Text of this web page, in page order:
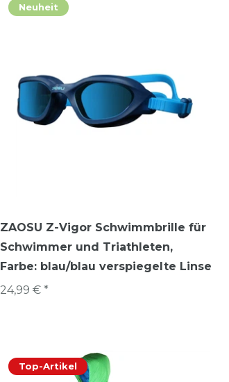
Neuheit
ZAOSU Z-Vigor Schwimmbrille für
Schwimmer und Triathleten,
Farbe: blau/blau verspiegelte Linse
24,99 € *
Top-Artikel